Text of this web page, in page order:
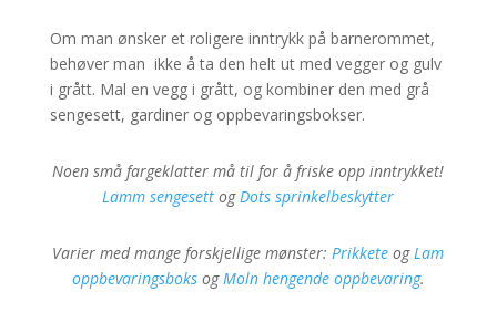
Om man ønsker et roligere inntrykk på barnerommet,
behøver man ikke å ta den helt ut med vegger og gulv
i grått. Mal en vegg i grått, og kombiner den med grå
sengesett, gardiner og oppbevaringsbokser.
Noen små fargeklatter må til for å friske opp inntrykket!
Lamm sengesettogDots sprinkelbeskytter
Varier med mange forskjellige mønster:Prikkete ogLam
oppbevaringsboksogMoln hengende oppbevaring.